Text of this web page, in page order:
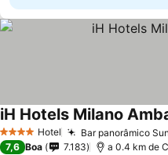
4 EstrelasHotel Bar panorâmico
iH Hotels Milano
7,6 Boa 7.183 a 0.4 km de